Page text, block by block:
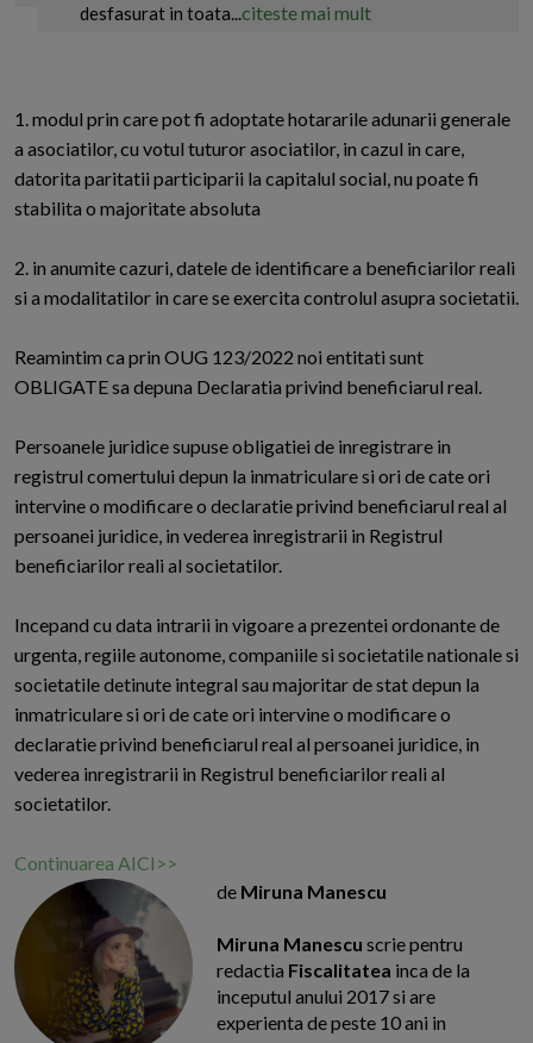
desfasurat in toata...citeste mai mult
1. modul prin care pot fi adoptate hotararile adunarii generale
a asociatilor, cu votul tuturor asociatilor, in cazul in care,
datorita paritatii participarii la capitalul social, nu poate fi
stabilita o majoritate absoluta
2. in anumite cazuri, datele de identificare a beneficiarilor reali
si a modalitatilor in care se exercita controlul asupra societatii.
Reamintim ca prin OUG 123/2022 noi entitati sunt
OBLIGATE sa depuna Declaratia privind beneficiarul real.
Persoanele juridice supuse obligatiei de inregistrare in
registrul comertului depun la inmatriculare si ori de cate ori
intervine o modificare o declaratie privind beneficiarul real al
persoanei juridice, in vederea inregistrarii in Registrul
beneficiarilor reali al societatilor.
Incepand cu data intrarii in vigoare a prezentei ordonante de
urgenta, regiile autonome, companiile si societatile nationale si
societatile detinute integral sau majoritar de stat depun la
inmatriculare si ori de cate ori intervine o modificare o
declaratie privind beneficiarul real al persoanei juridice, in
vederea inregistrarii in Registrul beneficiarilor reali al
societatilor.
Continuarea AICI>>
de Miruna Manescu
Miruna Manescu scrie pentru
redactia Fiscalitatea inca de la
inceputul anului 2017 si are
experienta de peste 10 ani in